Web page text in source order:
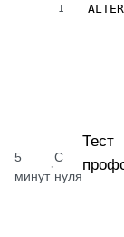
1
5
минут
·
С
нуля
Тест